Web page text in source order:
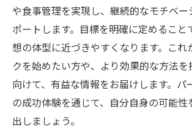
や食事管理を実現し、継続的なモチベ
ポートします。目標を明確に定めること
想の体型に近づきやすくなります。これ
クを始めたい方や、より効果的な方法
向けて、有益な情報をお届けします。パ
の成功体験を通じて、自分自身の可能性
出しましょう。